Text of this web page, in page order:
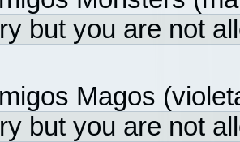
but you are not
Magos
but you are not